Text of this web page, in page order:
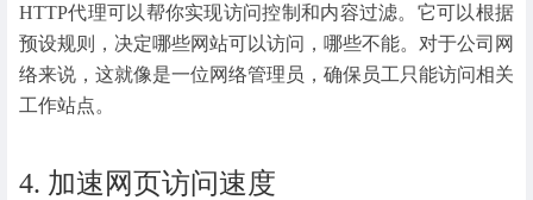
HTTP代理可以帮你实现访问控制和内容过滤。它可以根据
预设规则，决定哪些网站可以访问，哪些不能。对于公司网
络来说，这就像是一位网络管理员，确保员工只能访问相关
工作站点。
4. 加速网页访问速度